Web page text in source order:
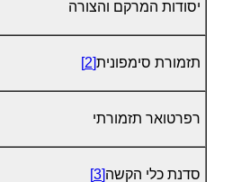
יסודות המרקם והצורה
תזמורת סימפונית[2]
רפרטואר תזמורתי
סדנת כלי הקשה[3]